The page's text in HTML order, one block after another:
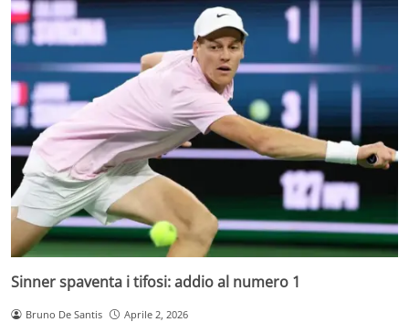
Sinner spaventa i tifosi: addio al numero 1
Bruno De Santis Aprile 2, 2026